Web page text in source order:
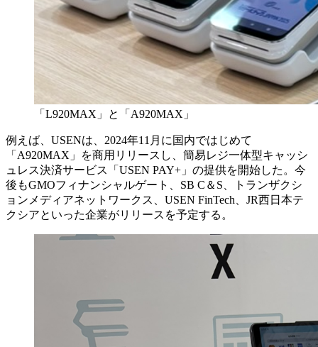
「L920MAX」と「A920MAX」
例えば、USENは、2024年11月に国内ではじめて
「A920MAX」を商用リリースし、簡易レジ一体型キャッシ
ュレス決済サービス「USEN PAY+」の提供を開始した。今
後もGMOフィナンシャルゲート、SB C＆S、トランザクシ
ョンメディアネットワークス、USEN FinTech、JR西日本テ
クシアといった企業がリリースを予定する。